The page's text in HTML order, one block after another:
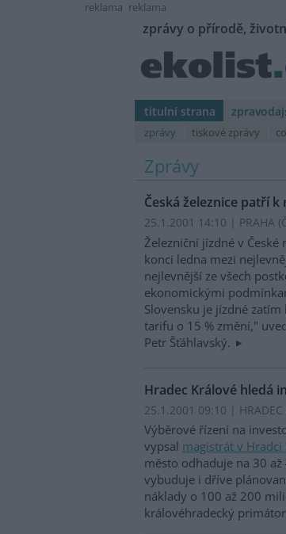
reklama reklama
zprávy o přírodě,
titulní strana
zprávy tiskové zprávy
Zprávy
Česká železnice patří
25.1.2001 14:10 | PRAHA (
Železniční jízdné v
konci ledna mezi
nejlevnější ze všech
ekonomickými
Slovensku je jízdné
tarifu o 15 % změní,"
Petr Šťáhlavský.
Hradec Králové hledá
25.1.2001 09:10 | HRADEC
Výběrové řízení na
vypsal magistrát v Hradci
město odhaduje na 30
vybuduje i dříve
náklady o 100 až 200
královéhradecký